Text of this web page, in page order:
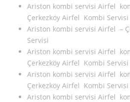
Ariston kombi servisi Airfel
Çerkezköy Airfel Kombi Servisi
Ariston kombi servisi Airfel –
Servisi
Ariston kombi servisi Airfel
Çerkezköy Airfel Kombi Servisi
Ariston kombi servisi Airfel
Çerkezköy Airfel Kombi Servisi
Ariston kombi servisi Airfel